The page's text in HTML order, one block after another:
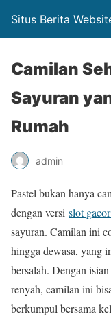
Situs Berita
Camilan
Sayuran
Rumah
admin
Pastel bukan hanya
dengan versi slot
sayuran. Camilan ini
hingga dewasa, yang
bersalah. Dengan
renyah, camilan ini
berkumpul bersama